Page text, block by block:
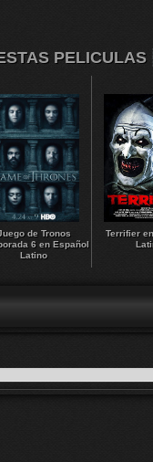
PELICULAS
de Tronos
6 en Español
Latino
Terrifier